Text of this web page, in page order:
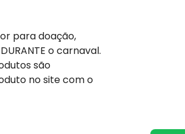
para doação,
o carnaval.
são
no site com o